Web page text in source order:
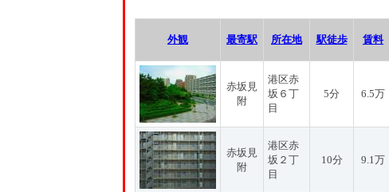
外観 最寄駅 所在地 駅徒歩 賃料
赤坂見
附
港区赤
坂６丁
目
5分 6.5万
赤坂見
附
港区赤
坂２丁
目
10分 9.1万